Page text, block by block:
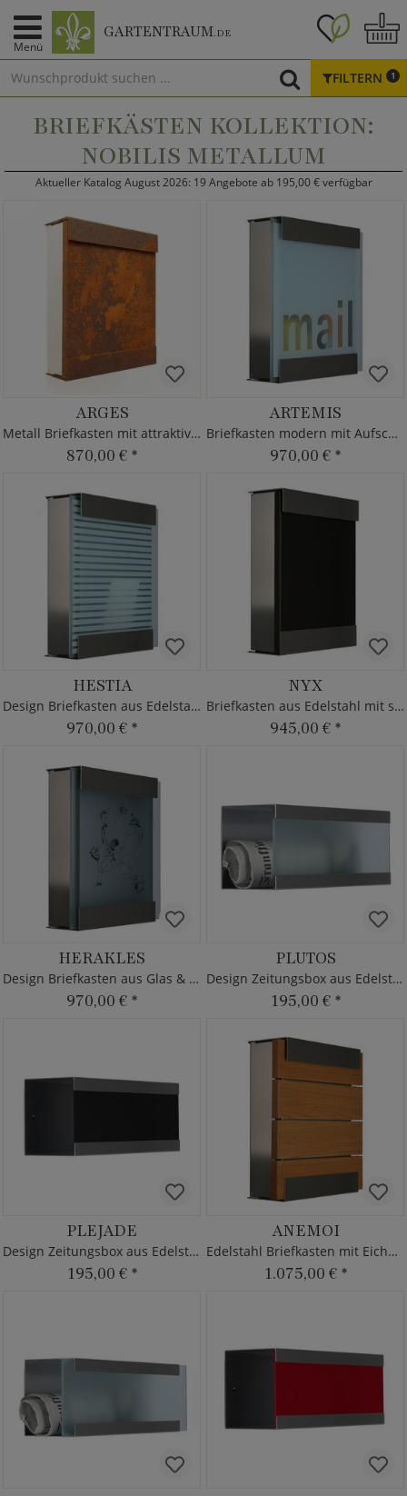
Menü
GARTENTRAUM.DE
FILTERN 1
BRIEFKÄSTEN KOLLEKTION:
NOBILIS METALLUM
Aktueller Katalog August 2026: 19 Angebote ab 195,00 € verfügbar
ARGES
Metall Briefkasten mit attraktiver Rost Patina
870,00 € *
ARTEMIS
Briefkasten modern mit Aufschrift
970,00 € *
HESTIA
Design Briefkasten aus Edelstahl & Glas
970,00 € *
NYX
Briefkasten aus Edelstahl mit schwarzer Front
945,00 € *
HERAKLES
Design Briefkasten aus Glas & Edelstahl mit Motiv
970,00 € *
PLUTOS
Design Zeitungsbox aus Edelstahl & Glas
195,00 € *
PLEJADE
Design Zeitungsbox aus Edelstahl in schwarz
195,00 € *
ANEMOI
Edelstahl Briefkasten mit Eichenholz Front
1.075,00 € *